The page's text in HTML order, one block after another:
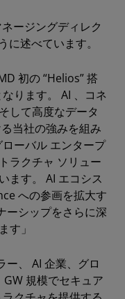
ージングディレク
述べています。
初の “Helios” 搭
ります。 AI 、コネ
して高度なデータ
当社の強みを組み
ーバル エンタープ
ラクチャ ソリュー
ます。 AI エコシス
への参画を拡大す
ーシップをさらに深
す」
ー、 AI 企業、グロ
規模でセキュア